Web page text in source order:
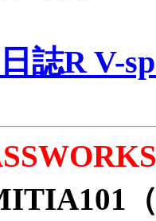
誌R V-